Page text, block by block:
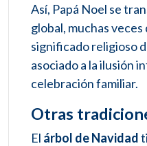
Así, Papá Noel se
global, muchas
significado religioso
asociado a la ilusión
celebración familiar.
Otras
El árbol de Navidad